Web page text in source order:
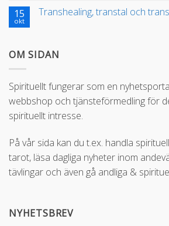
15
okt
Transhealing, transtal och
OM SIDAN
Spirituellt fungerar som en
webbshop och tjänsteförmedling för
spirituellt intresse.
På vår sida kan du t.ex. handla
tarot, läsa dagliga nyheter inom
tävlingar och även gå andliga &
NYHETSBREV